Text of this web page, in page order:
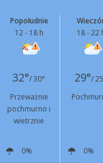
Popołudnie
12 - 18 h
18 - 22
32°/ 30° 29°/
Przeważnie
pochmurno i
wietrznie
0% 0%